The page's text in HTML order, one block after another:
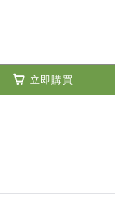
立即購買